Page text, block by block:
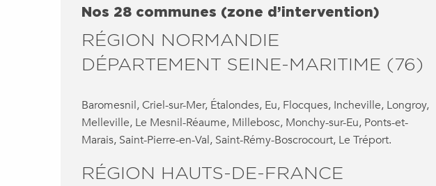
Nos 28 communes (zone d’intervention)
RÉGION NORMANDIE
DÉPARTEMENT SEINE-MARITIME (76)
Baromesnil, Criel-sur-Mer, Étalondes, Eu, Flocques, Incheville, Longroy,
Melleville, Le Mesnil-Réaume, Millebosc, Monchy-sur-Eu, Ponts-et-
Marais, Saint-Pierre-en-Val, Saint-Rémy-Boscrocourt, Le Tréport.
RÉGION HAUTS-DE-FRANCE